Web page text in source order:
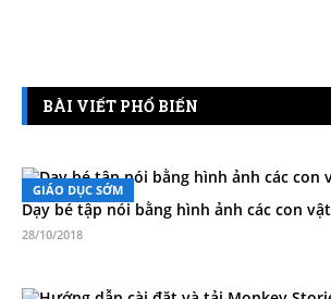
BÀI VIẾT PHỔ BIẾN
GIÁO DỤC SỚM
Dạy bé tập nói bằng hình ảnh các con vật
28/10/2018